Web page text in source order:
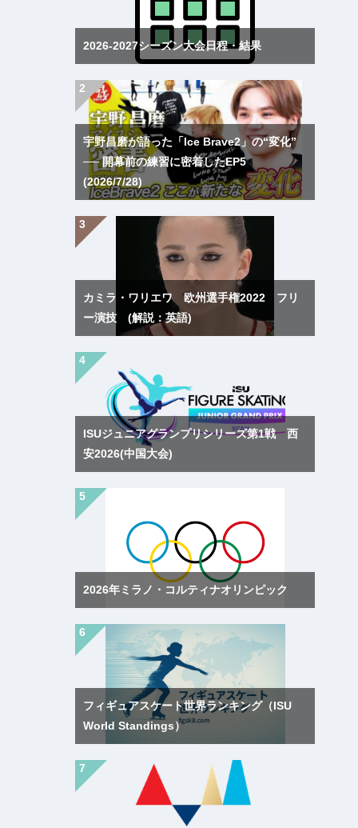
2026-2027シーズン大会日程・結果
宇野昌磨が語った「Ice Brave2」の“変化”
── 開幕前の練習に密着したEP5
(2026/7/28)
カミラ・ワリエワ 欧州選手権2022 フリ
ー演技 (解説：英語)
ISUジュニアグランプリシリーズ第1戦 西
安2026(中国大会)
2026年ミラノ・コルティナオリンピック
フィギュアスケート世界ランキング（ISU
World Standings）